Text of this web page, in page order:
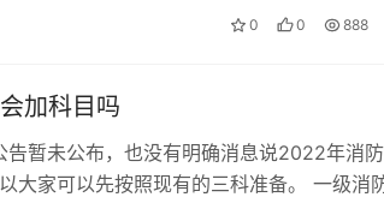
0 0 888
加科目吗
暂未公布，也没有明确消息说2022年消
大家可以先按照现有的三科准备。 一级消